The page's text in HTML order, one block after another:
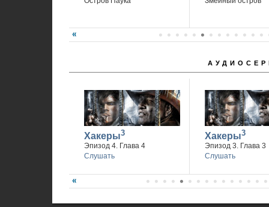
Хакеры3
Эпизод 4. Глава 4
Слушать
Хакеры3
Эпизод 3. Глава 3
Слушать